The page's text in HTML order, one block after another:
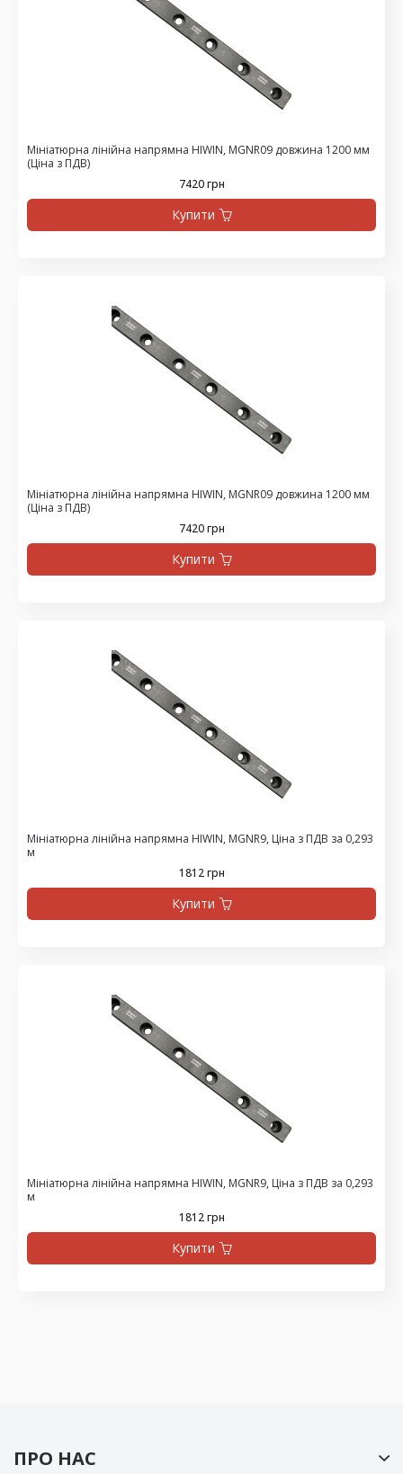
Мініатюрна лінійна напрямна HIWIN, MGNR09 довжина 1200 мм
(Ціна з ПДВ)
7420 грн
Купити
Мініатюрна лінійна напрямна HIWIN, MGNR09 довжина 1200 мм
(Ціна з ПДВ)
7420 грн
Купити
Мініатюрна лінійна напрямна HIWIN, MGNR9, Ціна з ПДВ за 0,293
м
1812 грн
Купити
Мініатюрна лінійна напрямна HIWIN, MGNR9, Ціна з ПДВ за 0,293
м
1812 грн
Купити
ПРО НАС